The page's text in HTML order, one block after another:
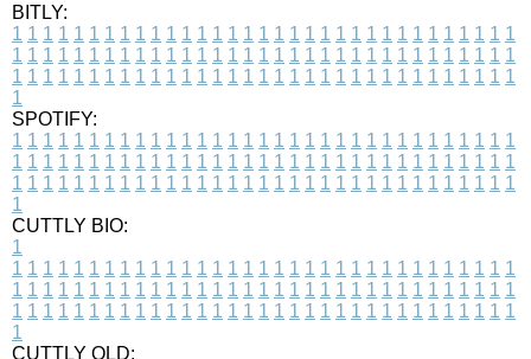
BITLY:
1 1 1 1 1 1 1 1 1 1 1 1 1 1 1 1 1 1 1 1 1 1 1 1 1 1 1 1 1 1 1 1 1
1 1 1 1 1 1 1 1 1 1 1 1 1 1 1 1 1 1 1 1 1 1 1 1 1 1 1 1 1 1 1 1 1
1 1 1 1 1 1 1 1 1 1 1 1 1 1 1 1 1 1 1 1 1 1 1 1 1 1 1 1 1 1 1 1 1
1
SPOTIFY:
1 1 1 1 1 1 1 1 1 1 1 1 1 1 1 1 1 1 1 1 1 1 1 1 1 1 1 1 1 1 1 1 1
1 1 1 1 1 1 1 1 1 1 1 1 1 1 1 1 1 1 1 1 1 1 1 1 1 1 1 1 1 1 1 1 1
1 1 1 1 1 1 1 1 1 1 1 1 1 1 1 1 1 1 1 1 1 1 1 1 1 1 1 1 1 1 1 1 1
1
CUTTLY BIO:
1
1 1 1 1 1 1 1 1 1 1 1 1 1 1 1 1 1 1 1 1 1 1 1 1 1 1 1 1 1 1 1 1 1
1 1 1 1 1 1 1 1 1 1 1 1 1 1 1 1 1 1 1 1 1 1 1 1 1 1 1 1 1 1 1 1 1
1 1 1 1 1 1 1 1 1 1 1 1 1 1 1 1 1 1 1 1 1 1 1 1 1 1 1 1 1 1 1 1 1
1
CUTTLY OLD: